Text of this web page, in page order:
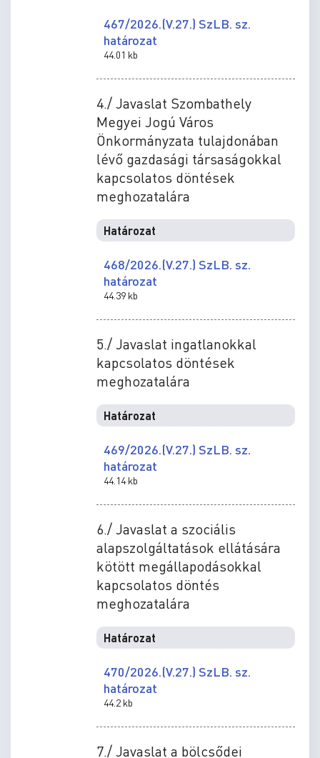
467/2026.(V.27.) SzLB. sz.
határozat
44.01 kb
4./ Javaslat Szombathely
Megyei Jogú Város
Önkormányzata tulajdonában
lévő gazdasági társaságokkal
kapcsolatos döntések
meghozatalára
Határozat
468/2026.(V.27.) SzLB. sz.
határozat
44.39 kb
5./ Javaslat ingatlanokkal
kapcsolatos döntések
meghozatalára
Határozat
469/2026.(V.27.) SzLB. sz.
határozat
44.14 kb
6./ Javaslat a szociális
alapszolgáltatások ellátására
kötött megállapodásokkal
kapcsolatos döntés
meghozatalára
Határozat
470/2026.(V.27.) SzLB. sz.
határozat
44.2 kb
7./ Javaslat a bölcsődei